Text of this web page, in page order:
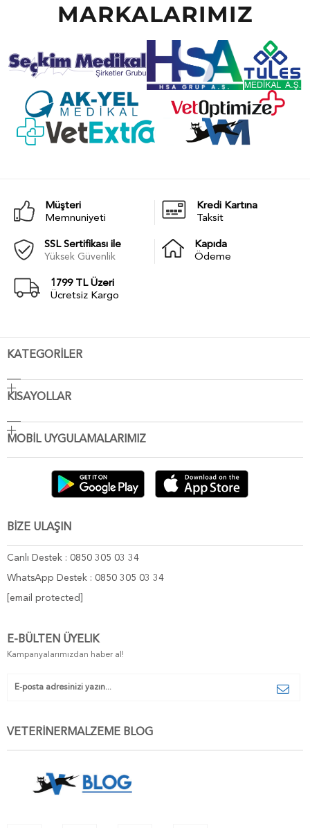
MARKALARIMIZ
Müşteri
Memnuniyeti
Kredi Kartına
Taksit
SSL Sertifikası ile
Yüksek Güvenlik
Kapıda
Ödeme
1799 TL Üzeri
Ücretsiz Kargo
KATEGORİLER
KISAYOLLAR
MOBİL UYGULAMALARIMIZ
BİZE ULAŞIN
Canlı Destek : 0850 305 03 34
WhatsApp Destek : 0850 305 03 34
[email protected]
E-BÜLTEN ÜYELIK
Kampanyalarımızdan haber al!
VETERİNERMALZEME BLOG